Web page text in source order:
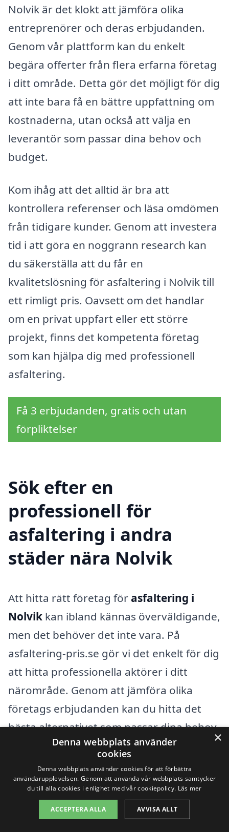
Nolvik är det klokt att jämföra olika
entreprenörer och deras erbjudanden.
Genom vår plattform kan du enkelt
begära offerter från flera erfarna företag
i ditt område. Detta gör det möjligt för dig
att inte bara få en bättre uppfattning om
kostnaderna, utan också att välja en
leverantör som passar dina behov och
budget.
Kom ihåg att det alltid är bra att
kontrollera referenser och läsa omdömen
från tidigare kunder. Genom att investera
tid i att göra en noggrann research kan
du säkerställa att du får en
kvalitetslösning för asfaltering i Nolvik till
ett rimligt pris. Oavsett om det handlar
om en privat uppfart eller ett större
projekt, finns det kompetenta företag
som kan hjälpa dig med professionell
asfaltering.
Få 3 erbjudanden, gratis och utan
förpliktelser
Sök efter en
professionell för
asfaltering i andra
städer nära Nolvik
Att hitta rätt företag för asfaltering i
Nolvik kan ibland kännas överväldigande,
men det behöver det inte vara. På
asfaltering-pris.se gör vi det enkelt för dig
att hitta professionella aktörer i ditt
närområde. Genom att jämföra olika
företags erbjudanden kan du hitta det
bästa alternativet som passar dina behov
och din budget.
När du letar efter företag för asfaltering
är det bra att tänka på flera
omkringliggande städer som kan erbjuda
×
Denna webbplats använder
cookies
Denna webbplats använder cookies för att förbättra
användarupplevelsen. Genom att använda vår webbplats samtycker
du till alla cookies i enlighet med vår cookiepolicy. Läs mer
ACCEPTERA ALLA AVVISA ALLT